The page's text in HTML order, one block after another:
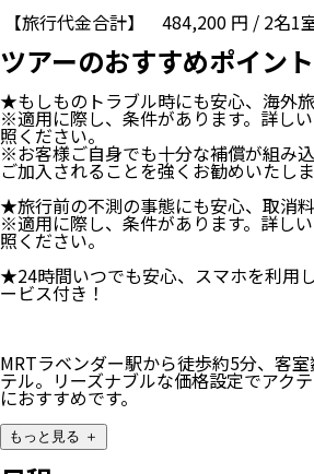
【旅行代金合計】 484,200 円 / 2名1
ツアーのおすすめポイント
★もしものトラブル時にも安心、海外
※適用に際し、条件があります。詳し
照ください。
※お客様ご自身でも十分な補償が組み
ご加入されることを強くお勧めいたしま
★旅行前の不測の事態にも安心、取消
※適用に際し、条件があります。詳し
照ください。
★24時間いつでも安心、スマホを利用
ービス付き！
MRTラベンダー駅から徒歩約5分、客
テル。リーズナブルな価格設定でアク
におすすめです。
もっと見る ＋